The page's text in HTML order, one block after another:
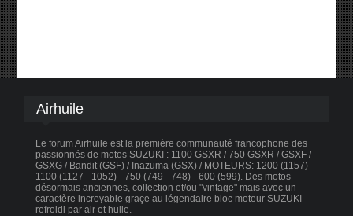
Airhuile
Le forum Airhuile est la première communauté francophone des
passionnés de motos SUZUKI : 1100 GSXR / 750 GSXR / GSXF /
GSXG / Bandit (GSF) / Inazuma (GSX) / MOTEURS: 1200 (1157) -
1100 (1127 - 1052) - 750 (749 - 748) - 600 (599). Des motos
désormais anciennes, collection et/ou "vintage" mais avec un
caractère incroyable graçe au légendaire bloc moteur SUZUKI
refroidi par air et huile.